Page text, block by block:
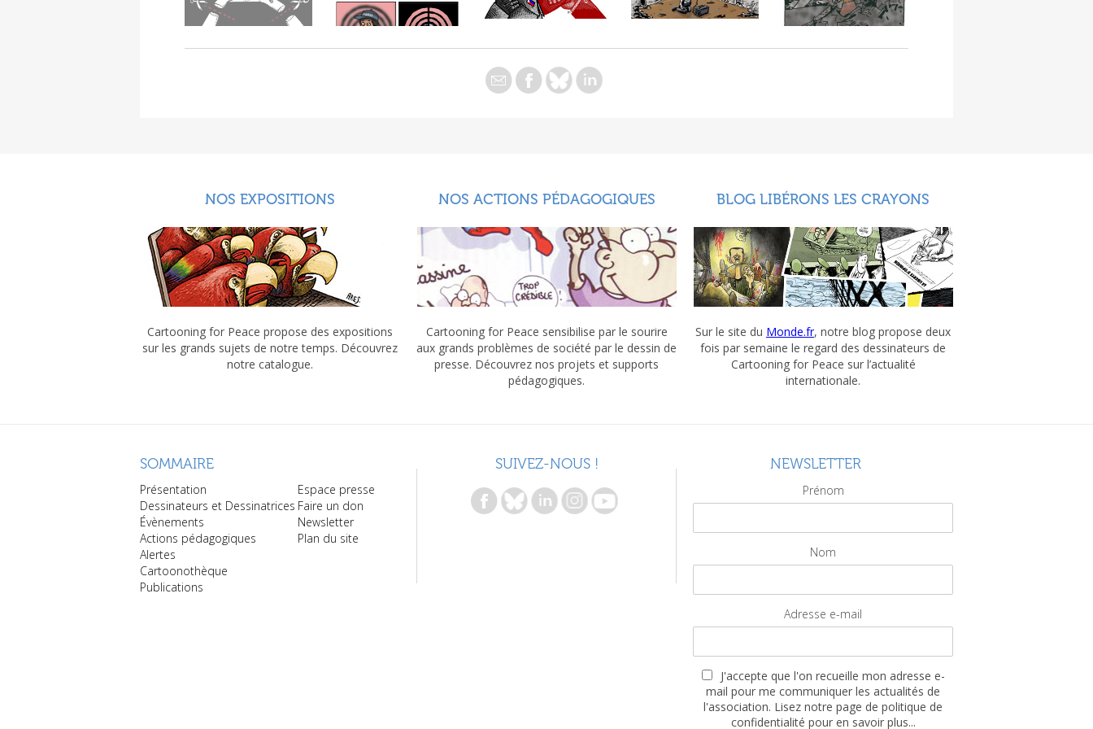
NOS EXPOSITIONS
Cartooning for Peace propose des expositions
sur les grands sujets de notre temps. Découvrez
notre catalogue.
NOS ACTIONS PÉDAGOGIQUES
Cartooning for Peace sensibilise par le sourire
aux grands problèmes de société par le dessin de
presse. Découvrez nos projets et supports
pédagogiques.
BLOG LIBÉRONS LES CRAYONS
Sur le site du Monde.fr, notre blog propose deux
fois par semaine le regard des dessinateurs de
Cartooning for Peace sur l’actualité
internationale.
SOMMAIRE
Présentation
Dessinateurs et Dessinatrices
Évènements
Actions pédagogiques
Alertes
Cartoonothèque
Publications
Espace presse
Faire un don
Newsletter
Plan du site
SUIVEZ-NOUS ! NEWSLETTER
Prénom
Nom
Adresse e-mail
J'accepte que l'on recueille mon adresse e-
mail pour me communiquer les actualités de
l'association. Lisez notre page de politique de
confidentialité pour en savoir plus...